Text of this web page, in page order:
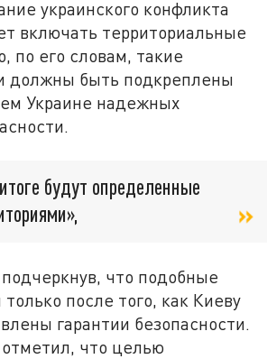
украинского конфликта
включать территориальные
по его словам, такие
должны быть подкреплены
Украине надежных
будут определенные
что подобные
после того, как Киеву
гарантии безопасности.
что целью